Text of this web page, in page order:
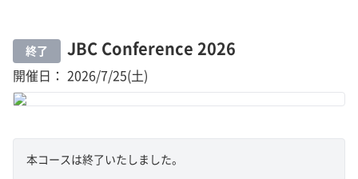
終了 JBC Conference 2026
開催日： 2026/7/25(土)
本コースは終了いたしました。